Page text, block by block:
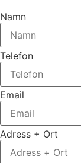
Namn
Telefon
Email
Adress + Ort